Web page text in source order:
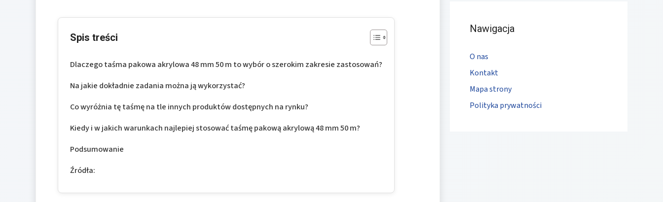
Spis treści
Dlaczego taśma pakowa akrylowa 48 mm 50 m to wybór o szerokim zakresie zastosowań?
Na jakie dokładnie zadania można ją wykorzystać?
Co wyróżnia tę taśmę na tle innych produktów dostępnych na rynku?
Kiedy i w jakich warunkach najlepiej stosować taśmę pakową akrylową 48 mm 50 m?
Podsumowanie
Źródła:
Nawigacja
O nas
Kontakt
Mapa strony
Polityka prywatności